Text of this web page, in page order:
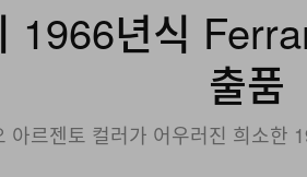
1966년식
출품
아르젠토 컬러가 어우러진 희소